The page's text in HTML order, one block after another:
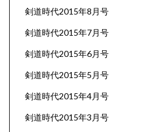
剣道時代2015年8月号
剣道時代2015年7月号
剣道時代2015年6月号
剣道時代2015年5月号
剣道時代2015年4月号
剣道時代2015年3月号